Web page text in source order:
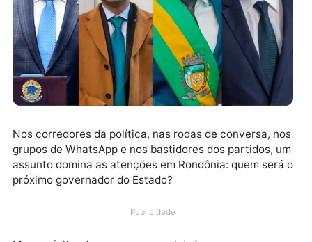
grupos de WhatsApp e nos bastidores dos partidos,